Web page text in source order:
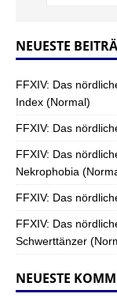
NEUESTE
FFXIV: Das
Index (Normal)
FFXIV: Das
FFXIV: Das
Nekrophobia
FFXIV: Das
FFXIV: Das
Schwerttänzer
NEUESTE